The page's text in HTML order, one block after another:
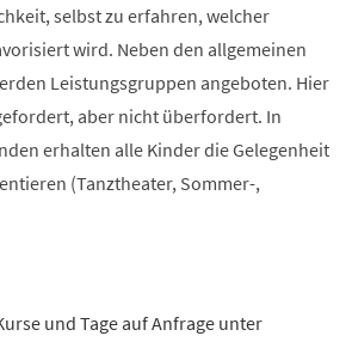
selbst zu erfahren, welcher
wird. Neben den allgemeinen
Leistungsgruppen angeboten. Hier
aber nicht überfordert. In
erhalten alle Kinder die Gelegenheit
(Tanztheater, Sommer-,
und Tage auf Anfrage unter